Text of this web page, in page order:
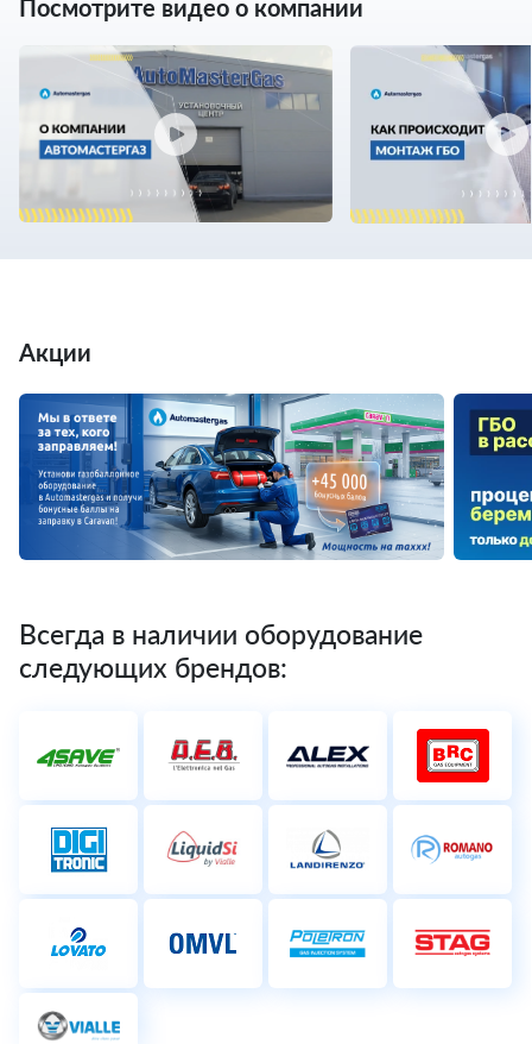
Посмотрите видео о компании
Акции
Всегда в наличии оборудование
следующих брендов: